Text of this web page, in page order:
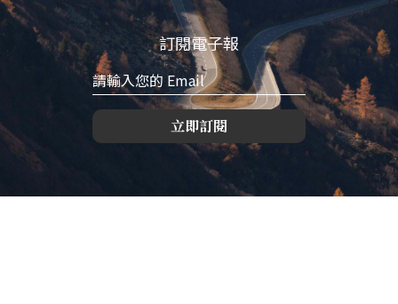
訂閱電子報
立即訂閱